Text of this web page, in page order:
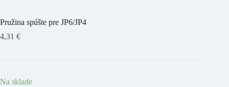
Pružina spúšte pre JP6/JP4
4,31 €
Na sklade